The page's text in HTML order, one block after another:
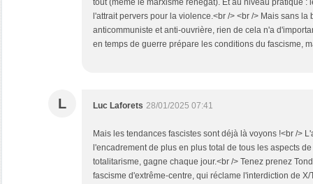
tout (même le marxisme renégat). Et au niveau pratique :
l'attrait pervers pour la violence.<br /> <br /> Mais sans la
anticommuniste et anti-ouvrière, rien de cela n'a
en temps de guerre prépare les conditions du fascisme,
L Luc Laforets 28/01/2025 07:41
Mais les tendances fascistes sont déjà là voyons !<br />
l'encadrement de plus en plus total de tous les aspects
totalitarisme, gagne chaque jour.<br /> Tenez prenez
fascisme d'extrême-centre, qui réclame l'interdiction de